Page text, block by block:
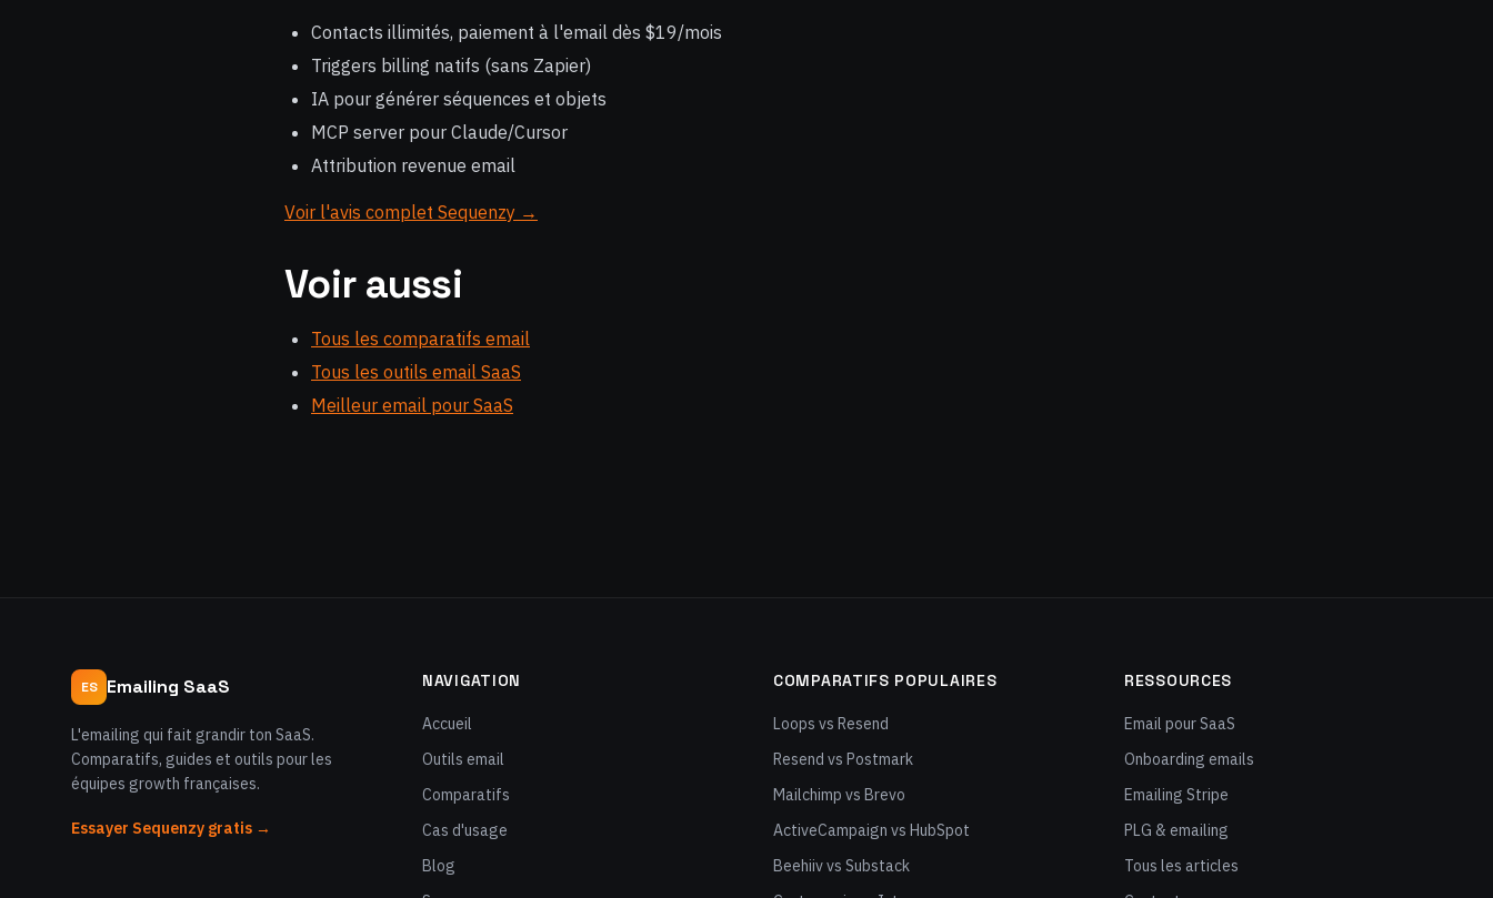
Contacts illimités, paiement à l'email dès $19/mois
Triggers billing natifs (sans Zapier)
IA pour générer séquences et objets
MCP server pour Claude/Cursor
Attribution revenue email
Voir l'avis complet Sequenzy →
Voir aussi
Tous les comparatifs email
Tous les outils email SaaS
Meilleur email pour SaaS
ES Emailing SaaS
L'emailing qui fait grandir ton SaaS.
Comparatifs, guides et outils pour les
équipes growth françaises.
Essayer Sequenzy gratis →
NAVIGATION
Accueil
Outils email
Comparatifs
Cas d'usage
Blog
COMPARATIFS POPULAIRES
Loops vs Resend
Resend vs Postmark
Mailchimp vs Brevo
ActiveCampaign vs HubSpot
Beehiiv vs Substack
RESSOURCES
Email pour SaaS
Onboarding emails
Emailing Stripe
PLG & emailing
Tous les articles